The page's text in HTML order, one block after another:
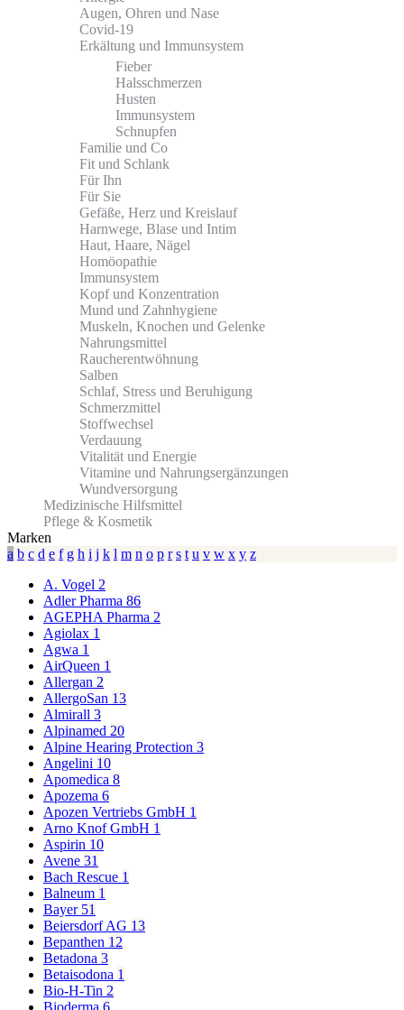
Augen, Ohren und Nase
Covid-19
Erkältung und Immunsystem
Fieber
Halsschmerzen
Husten
Immunsystem
Schnupfen
Familie und Co
Fit und Schlank
Für Ihn
Für Sie
Gefäße, Herz und Kreislauf
Harnwege, Blase und Intim
Haut, Haare, Nägel
Homöopathie
Immunsystem
Kopf und Konzentration
Mund und Zahnhygiene
Muskeln, Knochen und Gelenke
Nahrungsmittel
Raucherentwöhnung
Salben
Schlaf, Stress und Beruhigung
Schmerzmittel
Stoffwechsel
Verdauung
Vitalität und Energie
Vitamine und Nahrungsergänzungen
Wundversorgung
Medizinische Hilfsmittel
Pflege & Kosmetik
Marken
a b c d e f g h i j k l m n o p r s t u v w x y z
A. Vogel 2
Adler Pharma 86
AGEPHA Pharma 2
Agiolax 1
Agwa 1
AirQueen 1
Allergan 2
AllergoSan 13
Almirall 3
Alpinamed 20
Alpine Hearing Protection 3
Angelini 10
Apomedica 8
Apozema 6
Apozen Vertriebs GmbH 1
Arno Knof GmbH 1
Aspirin 10
Avene 31
Bach Rescue 1
Balneum 1
Bayer 51
Beiersdorf AG 13
Bepanthen 12
Betadona 3
Betaisodona 1
Bio-H-Tin 2